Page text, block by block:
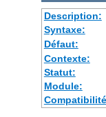
Description:
Syntaxe:
Défaut:
Contexte:
Statut:
Module: